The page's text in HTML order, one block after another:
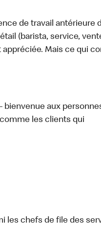
de travail antérieure
(barista, service,
Mais ce qui
bienvenue aux
les clients qui
les chefs de file des